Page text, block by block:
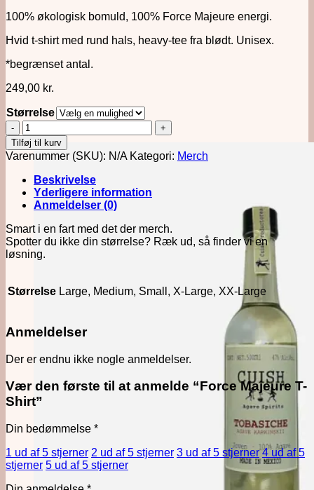
100% økologisk bomuld, 100% Force Majeure energi.
Hvid t-shirt med rund hals, heavy-tee fra blødt. Unisex.
*begrænset antal.
249,00 kr.
Størrelse
Force
Majeure
T-
Shirt
antal
Tilføj til kurv
Varenummer (SKU): N/A Kategori: Merch
Beskrivelse
Yderligere information
Anmeldelser (0)
Smart i en fart med det der merch.
Spotter du ikke din størrelse? Ræk ud, så finder vi en
løsning.
Størrelse Large, Medium, Small, X-Large, XX-Large
Anmeldelser
Der er endnu ikke nogle anmeldelser.
Vær den første til at anmelde “Force Majeure T-
Shirt”
Din bedømmelse *
1 ud af 5 stjerner 2 ud af 5 stjerner 3 ud af 5 stjerner 4 ud af 5
stjerner 5 ud af 5 stjerner